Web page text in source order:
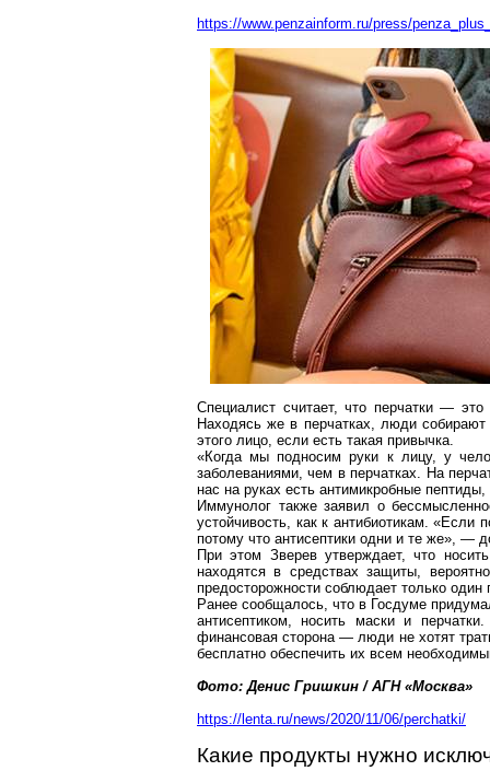
https://www.penzainform.ru/press/
Специалист считает, что перчатки —
Находясь же в перчатках, люди
этого лицо, если есть такая привычка.
«Когда мы подносим руки к лицу, у
заболеваниями, чем в перчатках. На
нас на руках есть антимикробные
Иммунолог также заявил о
устойчивость, как к антибиотикам. «Если
потому что антисептики одни и те же», —
При этом Зверев утверждает, что
находятся в средствах защиты,
предосторожности соблюдает только
Ранее сообщалось, что в Госдуме
антисептиком, носить маски и
финансовая сторона — люди не хотят
бесплатно обеспечить их всем
Фото: Денис Гришкин / АГН «Москва»
https://lenta.ru/news/2020/11/06/perchatki/
Какие продукты нужно